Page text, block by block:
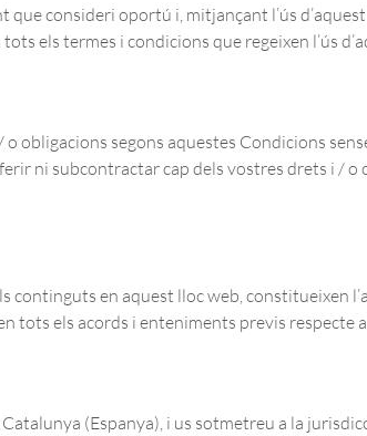
consideri oportú i, mitjançant l’ús d’aquest
els termes i condicions que regeixen l’ús
obligacions segons aquestes Condicions
ni subcontractar cap dels vostres drets i / o
continguts en aquest lloc web, constitueixen
tots els acords i enteniments previs respecte
(Espanya), i us sotmetreu a la